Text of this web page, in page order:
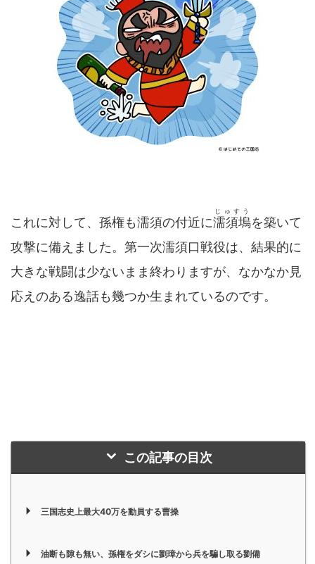
これに対して、孫権も濡須の付近に濡須塢
じゅすう
を築いて
攻撃に備えました。第一次濡須口戦役は、結果的に
大きな戦闘は少ないまま終わりますが、なかなか見
応えのある逸話も幾つか生まれているのです。
この記事の目次
三国志史上最大40万を動員する曹操
油断も隙も無い、孫権をダシに劉璋から兵を騙し取る劉備